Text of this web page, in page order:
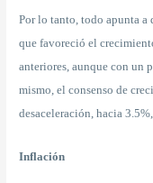
Por lo tanto, todo apunta a
que favoreció el
anteriores, aunque con un
mismo, el consenso de
desaceleración, hacia
Inflación